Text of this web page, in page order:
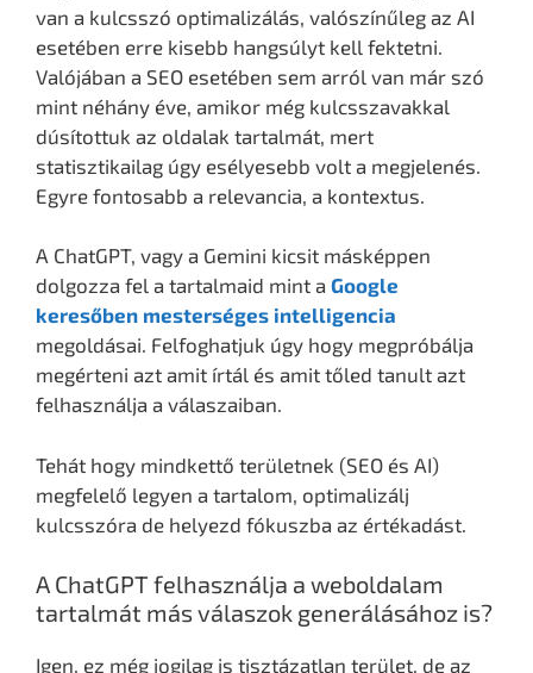
van a kulcsszó optimalizálás, valószínűleg az AI
esetében erre kisebb hangsúlyt kell fektetni.
Valójában a SEO esetében sem arról van már szó
mint néhány éve, amikor még kulcsszavakkal
dúsítottuk az oldalak tartalmát, mert
statisztikailag úgy esélyesebb volt a megjelenés.
Egyre fontosabb a relevancia, a kontextus.
A ChatGPT, vagy a Gemini kicsit másképpen
dolgozza fel a tartalmaid mint a Google
keresőben mesterséges intelligencia
megoldásai. Felfoghatjuk úgy hogy megpróbálja
megérteni azt amit írtál és amit tőled tanult azt
felhasználja a válaszaiban.
Tehát hogy mindkettő területnek (SEO és AI)
megfelelő legyen a tartalom, optimalizálj
kulcsszóra de helyezd fókuszba az értékadást.
A ChatGPT felhasználja a weboldalam
tartalmát más válaszok generálásához is?
Igen, ez még jogilag is tisztázatlan terület, de az